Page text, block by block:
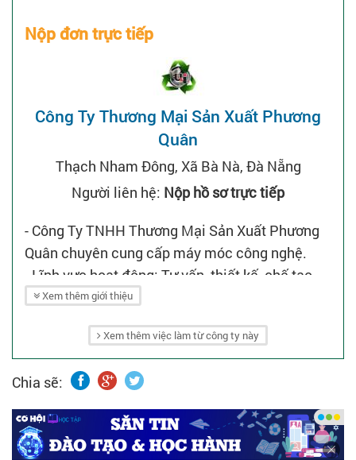
Nộp đơn trực tiếp
Công Ty Thương Mại Sản Xuất Phương
Quân
Thạch Nham Đông, Xã Bà Nà, Đà Nẵng
Người liên hệ: Nộp hồ sơ trực tiếp
- Công Ty TNHH Thương Mại Sản Xuất Phương
Quân chuyên cung cấp máy móc công nghệ.
- Lĩnh vực hoạt động: Tư vấn, thiết kế, chế tạo
dây chuyền sản xuất viên nén mùn cưa, phân
Xem thêm giới thiệu
Xem thêm việc làm từ công ty này
Chia sẽ: